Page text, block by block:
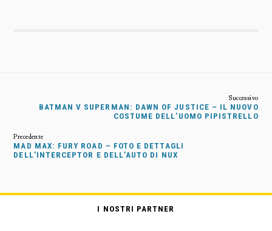
BATMAN V SUPERMAN: DAWN OF JUSTICE – IL NUOVO
COSTUME DELL’UOMO PIPISTRELLO
MAD MAX: FURY ROAD – FOTO E DETTAGLI
DELL’INTERCEPTOR E DELL’AUTO DI NUX
I NOSTRI PARTNER